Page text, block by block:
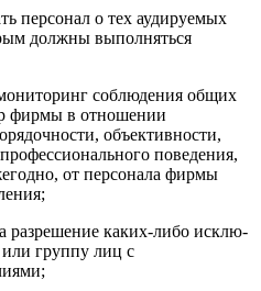
персонал о тех аудируемых
должны выполняться
соблюдения общих
фирмы в отношении
объективности,
поведения,
от персонала фирмы
разрешение каких-либо исклю­
группу лиц с